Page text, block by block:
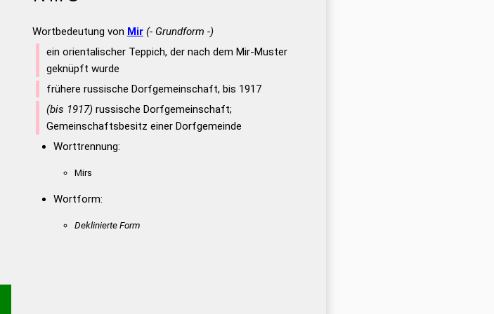
Wortbedeutung von Mir (- Grundform -)
ein orientalischer Teppich, der nach dem Mir-Muster
geknüpft wurde
frühere russische Dorfgemeinschaft, bis 1917
(bis 1917) russische Dorfgemeinschaft;
Gemeinschaftsbesitz einer Dorfgemeinde
Worttrennung:
Mirs
Wortform:
Deklinierte Form